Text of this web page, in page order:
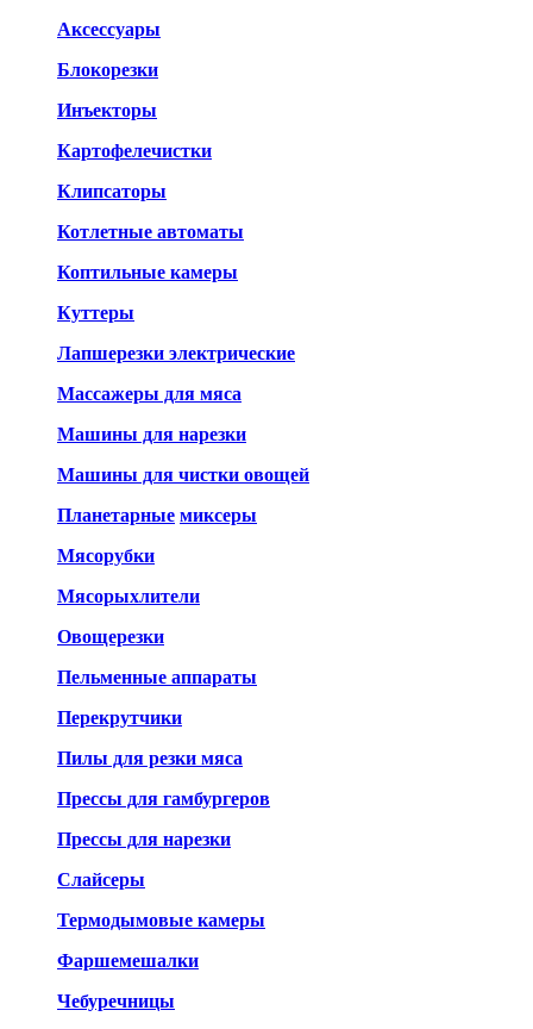
Аксессуары
Блокорезки
Инъекторы
Картофелечистки
Клипсаторы
Котлетные автоматы
Коптильные камеры
Куттеры
Лапшерезки электрические
Массажеры для мяса
Машины для нарезки
Машины для чистки овощей
Планетарные миксеры
Мясорубки
Мясорыхлители
Овощерезки
Пельменные аппараты
Перекрутчики
Пилы для резки мяса
Прессы для гамбургеров
Прессы для нарезки
Слайсеры
Термодымовые камеры
Фаршемешалки
Чебуречницы